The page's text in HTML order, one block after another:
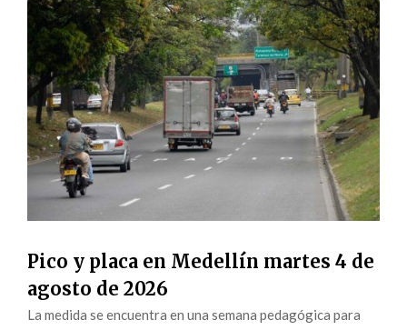
Pico y placa en Medellín martes 4 de
agosto de 2026
La medida se encuentra en una semana pedagógica para